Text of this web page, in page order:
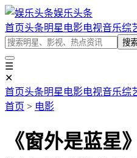
娱乐头条
首页头条明星 电影电视音乐综
搜
☰
✕
首页头条明星 电影电视音乐综
首页 > 电影
《窗外是蓝星